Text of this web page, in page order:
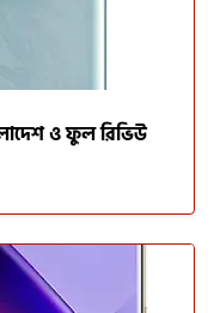
ও ফুল রিভিউ